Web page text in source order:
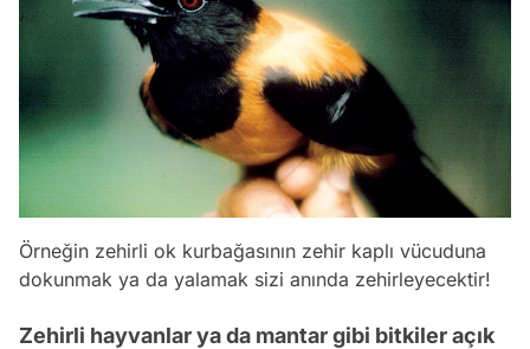
Örneğin zehirli ok kurbağasının zehir kaplı vücuduna
dokunmak ya da yalamak sizi anında zehirleyecektir!
Zehirli hayvanlar ya da mantar gibi bitkiler açık